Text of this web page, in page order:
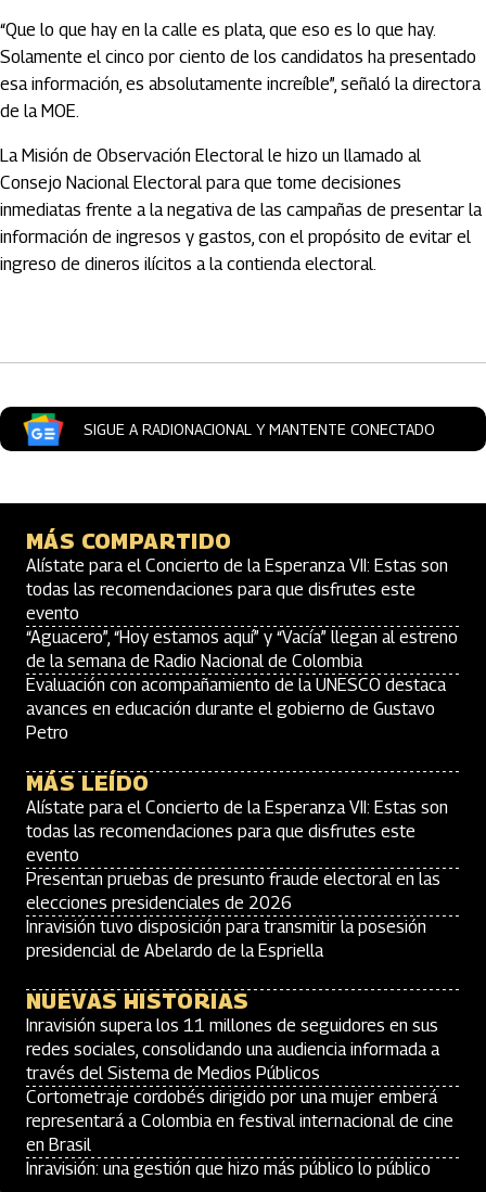
“Que lo que hay en la calle es plata, que eso es lo que hay.
Solamente el cinco por ciento de los candidatos ha presentado
esa información, es absolutamente increíble”, señaló la directora
de la MOE.
La Misión de Observación Electoral le hizo un llamado al
Consejo Nacional Electoral para que tome decisiones
inmediatas frente a la negativa de las campañas de presentar la
información de ingresos y gastos, con el propósito de evitar el
ingreso de dineros ilícitos a la contienda electoral.
SIGUE A RADIONACIONAL Y MANTENTE CONECTADO
MÁS COMPARTIDO
Alístate para el Concierto de la Esperanza VII: Estas son
todas las recomendaciones para que disfrutes este
evento
“Aguacero”, “Hoy estamos aquí” y “Vacía” llegan al estreno
de la semana de Radio Nacional de Colombia
Evaluación con acompañamiento de la UNESCO destaca
avances en educación durante el gobierno de Gustavo
Petro
MÁS LEÍDO
Alístate para el Concierto de la Esperanza VII: Estas son
todas las recomendaciones para que disfrutes este
evento
Presentan pruebas de presunto fraude electoral en las
elecciones presidenciales de 2026
Inravisión tuvo disposición para transmitir la posesión
presidencial de Abelardo de la Espriella
NUEVAS HISTORIAS
Inravisión supera los 11 millones de seguidores en sus
redes sociales, consolidando una audiencia informada a
través del Sistema de Medios Públicos
Cortometraje cordobés dirigido por una mujer emberá
representará a Colombia en festival internacional de cine
en Brasil
Inravisión: una gestión que hizo más público lo público